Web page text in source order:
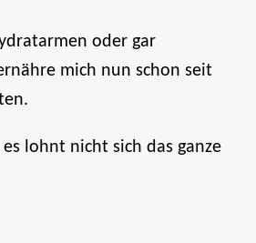
oder gar
mich nun schon seit
lohnt nicht sich das ganze